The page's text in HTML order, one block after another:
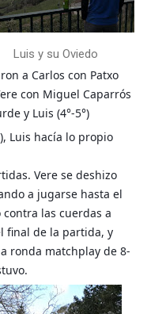
Luis y su Oviedo
a Carlos con Patxo
con Miguel Caparrós
y Luis (4°-5°)
Luis hacía lo propio
Vere se deshizo
a jugarse hasta el
contra las cuerdas a
final de la partida, y
ronda matchplay de 8-